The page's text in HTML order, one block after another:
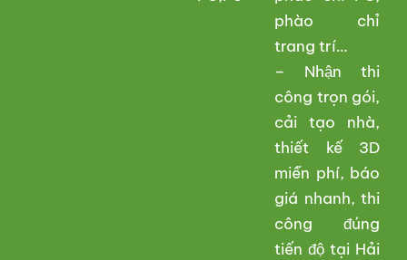
phào chỉ
trang trí…
– Nhận thi
công trọn gói,
cải tạo nhà,
thiết kế 3D
miễn phí, báo
giá nhanh, thi
công đúng
tiến độ tại Hải